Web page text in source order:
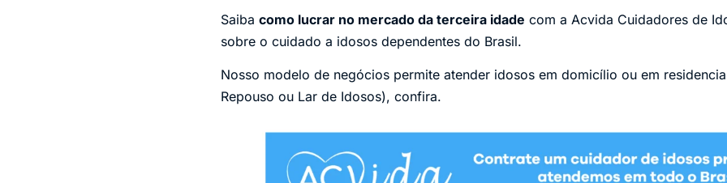
Saiba como lucrar no mercado da terceira idade com a Acvida Cuidadores de
sobre o cuidado a idosos dependentes do Brasil.
Nosso modelo de negócios permite atender idosos em domicílio ou em
Repouso ou Lar de Idosos), confira.